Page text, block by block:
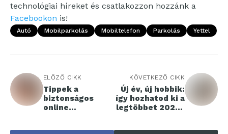
technológiai híreket és csatlakozzon hozzánk a
Facebookon is!
Autó Mobilparkolás Mobiltelefon Parkolás Yettel
ELŐZŐ CIKK
Tippek a
biztonságos
online
KÖVETKEZŐ CIKK
Új év, új hobbik:
így hozhatod ki a
legtöbbet 2024-